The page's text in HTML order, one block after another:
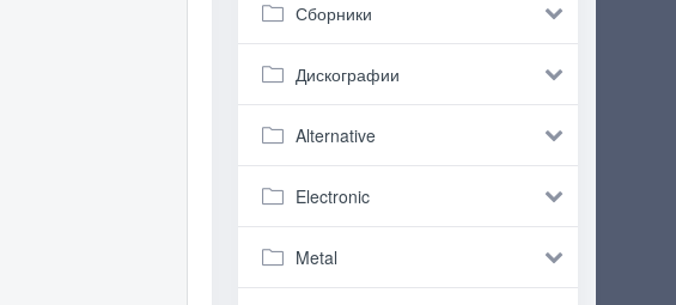
Сборники
Дискографии
Alternative
Electronic
Metal